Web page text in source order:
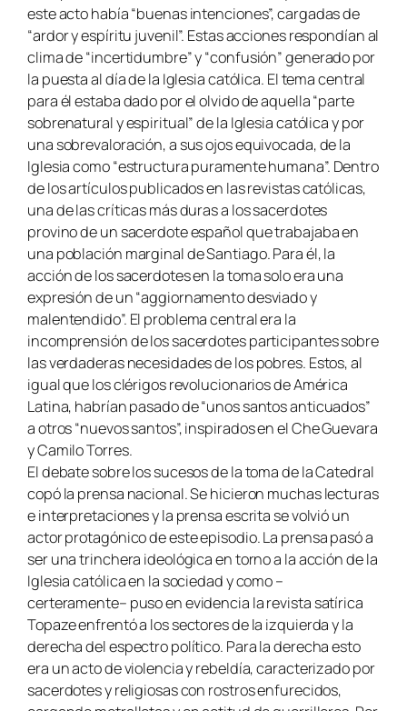
este acto había “buenas intenciones”, cargadas de
“ardor y espíritu juvenil”. Estas acciones respondían al
clima de “incertidumbre” y “confusión” generado por
la puesta al día de la Iglesia católica. El tema central
para él estaba dado por el olvido de aquella “parte
sobrenatural y espiritual” de la Iglesia católica y por
una sobrevaloración, a sus ojos equivocada, de la
Iglesia como “estructura puramente humana”. Dentro
de los artículos publicados en las revistas católicas,
una de las críticas más duras a los sacerdotes
provino de un sacerdote español que trabajaba en
una población marginal de Santiago. Para él, la
acción de los sacerdotes en la toma solo era una
expresión de un “aggiornamento desviado y
malentendido”. El problema central era la
incomprensión de los sacerdotes participantes sobre
las verdaderas necesidades de los pobres. Estos, al
igual que los clérigos revolucionarios de América
Latina, habrían pasado de “unos santos anticuados”
a otros “nuevos santos”, inspirados en el Che Guevara
y Camilo Torres.
El debate sobre los sucesos de la toma de la Catedral
copó la prensa nacional. Se hicieron muchas lecturas
e interpretaciones y la prensa escrita se volvió un
actor protagónico de este episodio. La prensa pasó a
ser una trinchera ideológica en torno a la acción de la
Iglesia católica en la sociedad y como –
certeramente– puso en evidencia la revista satírica
Topaze enfrentó a los sectores de la izquierda y la
derecha del espectro político. Para la derecha esto
era un acto de violencia y rebeldía, caracterizado por
sacerdotes y religiosas con rostros enfurecidos,